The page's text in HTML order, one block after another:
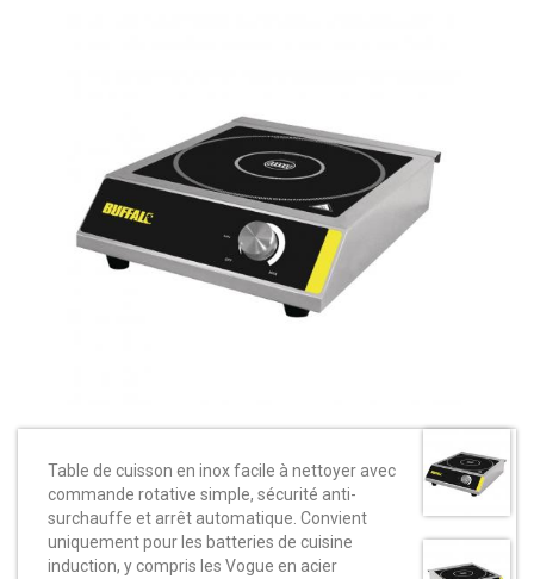
Table de cuisson en inox facile à nettoyer avec
commande rotative simple, sécurité anti-
surchauffe et arrêt automatique. Convient
uniquement pour les batteries de cuisine
induction, y compris les Vogue en acier